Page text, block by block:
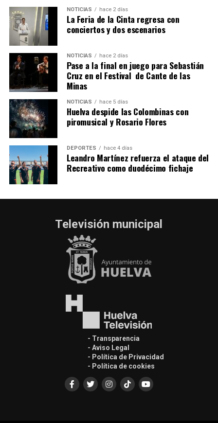
QUINTA CORRIDA DE LAS FIESTAS COLOMBINAS
2026
hace 6 días· Huelvatv
NOTICIAS hace 2 días
La Feria de la Cinta regresa con
conciertos y dos escenarios
NOTICIAS hace 2 días
Pase a la final en juego para Sebastián
Cruz en el Festival de Cante de las
Minas
NOTICIAS hace 5 días
Huelva despide las Colombinas con
piromusical y Rosario Flores
DEPORTES hace 4 días
Leandro Martínez refuerza el ataque del
Recreativo como duodécimo fichaje
Televisión municipal
- Transparencia
- Aviso Legal
- Política de Privacidad
- Política de cookies